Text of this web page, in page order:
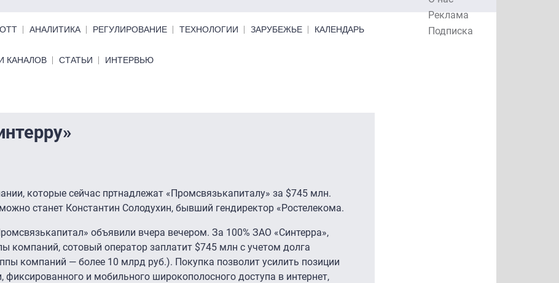
Реклама
Подписка
ОТТ АНАЛИТИКА РЕГУЛИРОВАНИЕ ТЕХНОЛОГИИ ЗАРУБЕЖЬЕ КАЛЕНДАРЬ
КАНАЛОВ СТАТЬИ ИНТЕРВЬЮ
которые сейчас пртнадлежат «Промсвязькапиталу» за $745 млн.
станет Константин Солодухин, бывший гендиректор «Ростелекома.
объявили вчера вечером. За 100% ЗАО «Синтерра»,
компаний, сотовый оператор заплатит $745 млн с учетом долга
компаний — более 10 млрд руб.). Покупка позволит усилить позиции
и мобильного широкополосного доступа в интернет,